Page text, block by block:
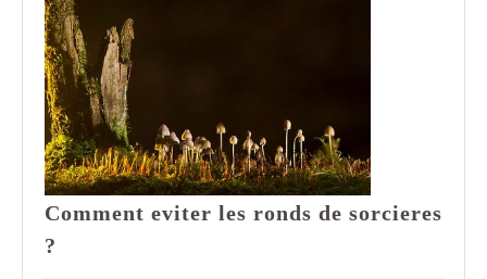
Comment eviter les ronds de sorcieres
?